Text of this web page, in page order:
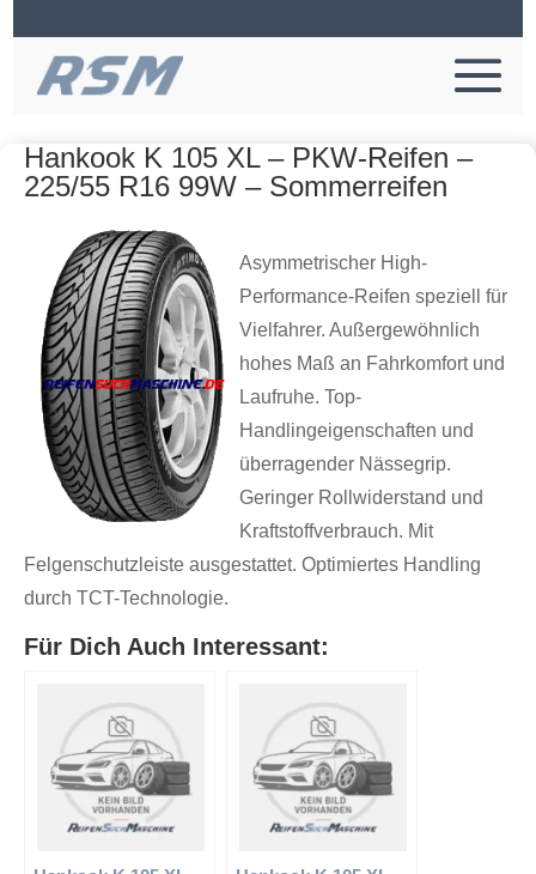
Hankook K 105 XL – PKW-Reifen –
225/55 R16 99W – Sommerreifen
Asymmetrischer High-
Performance-Reifen speziell für
Vielfahrer. Außergewöhnlich
hohes Maß an Fahrkomfort und
Laufruhe. Top-
Handlingeigenschaften und
überragender Nässegrip.
Geringer Rollwiderstand und
Kraftstoffverbrauch. Mit
Felgenschutzleiste ausgestattet. Optimiertes Handling
durch TCT-Technologie.
Für Dich Auch Interessant: